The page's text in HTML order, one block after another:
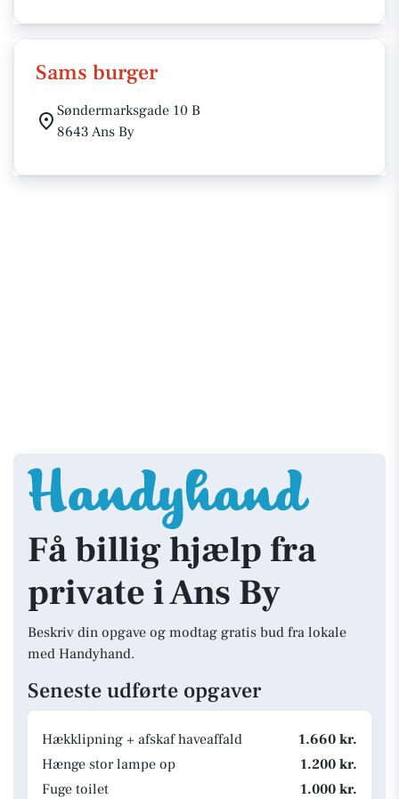
Sams burger
Søndermarksgade 10 B
8643 Ans By
Få billig hjælp fra
private i Ans By
Beskriv din opgave og modtag gratis bud fra lokale
med Handyhand.
Seneste udførte opgaver
Hækklipning + afskaf haveaffald
1.660 kr.
Hænge stor lampe op
1.200 kr.
Fuge toilet
1.000 kr.